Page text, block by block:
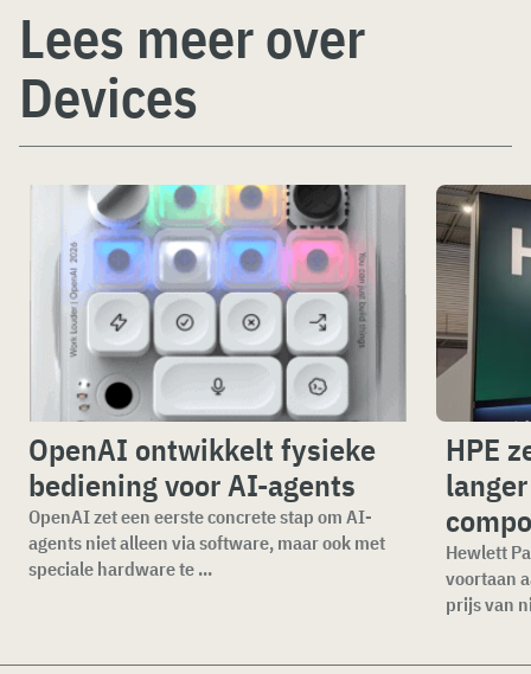
Lees meer over
Devices
OpenAI ontwikkelt fysieke
bediening voor AI-agents
OpenAI zet een eerste concrete stap om AI-
agents niet alleen via software, maar ook met
speciale hardware te ...
HPE
Hewlett
voortaan
prijs van